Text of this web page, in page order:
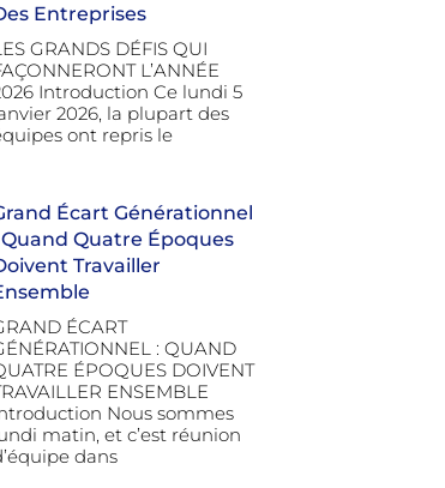
Entreprises
GRANDS DÉFIS QUI
L’ANNÉE
Introduction Ce lundi 5
2026, la plupart des
ont repris le
Écart Générationnel
Quand Quatre Époques
Travailler
ÉCART
: QUAND
ÉPOQUES DOIVENT
ENSEMBLE
Nous sommes
matin, et c’est réunion
dans